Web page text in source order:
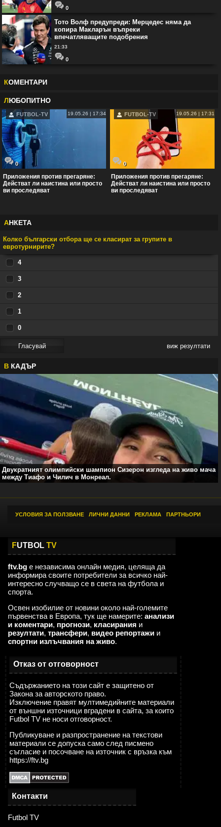
0
Тото Волф предупреди: Мерцедес няма да
копира Макларън въпреки
впечатляващите подобрения
21:33
0
КОМЕНТАРИ
ЛЮБОПИТНО
FUTBOL-TV 19.05.26 | 17:34
0
Приложения против прегаряне:
Действат ли наистина или просто
ви проследяват
FUTBOL-TV 19.05.26 | 17:31
0
Приложения против прегаряне:
Действат ли наистина или просто
ви проследяват
АНКЕТА
Колко български отбора ще се класират за групите в
евротурнирите?
4
3
2
1
0
виж резултати
В КАДЪР
Двукратният олимпийски шампион Сизерон изгледа на живо мача
между Тиафо и Чилич в Монреал.
УСЛОВИЯ ЗА ПОЛЗВАНЕ ЛИЧНИ ДАННИ РЕКЛАМА ПАРТНЬОРИ
FUTBOL TV
ftv.bg е независима онлайн медия, целяща да
информира своите потребители за всичко най-
интересно случващо се в света на футбола и
спорта.
Освен изобилие от новини около най-големите
първенства в Европа, тук ще намерите: анализи
и коментари, прогнози, класирания и
резултати, трансфери, видео репортажи и
спортни излъчвания на живо.
Отказ от отговорност
Съдържанието на този сайт е защитено от
Закона за авторското право.
Изключение правят мултимедийните материали
от външни източници вградени в сайта, за които
Futbol TV не носи отговорност.
Публикуване и разпространение на текстови
материали се допуска само след писмено
съгласие и посочване на източник с връзка към
https://ftv.bg
Контакти
Futbol TV